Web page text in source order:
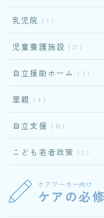
乳児院 1
児童養護施設 21
自立援助ホーム 3
里親 4
自立支援 10
こども若者政策 2
ケアワーカー向け
ケアの必修